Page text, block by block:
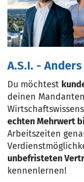
A.S.I. -
Du möchtest
deinen
echten Mehrwert
Arbeitszeiten
unbefristeten
kennenlernen!